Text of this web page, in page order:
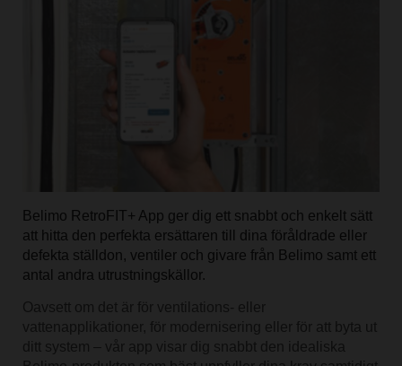
Belimo RetroFIT+ App ger dig ett snabbt och enkelt sätt
att hitta den perfekta ersättaren till dina föråldrade eller
defekta ställdon, ventiler och givare från Belimo samt ett
antal andra utrustningskällor.
Oavsett om det är för ventilations- eller
vattenapplikationer, för modernisering eller för att byta ut
ditt system – vår app visar dig snabbt den idealiska